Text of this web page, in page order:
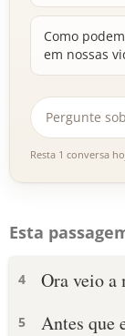
Como
em nossas
Resta 1 conversa
Esta
4 Ora veio a
5
Antes que